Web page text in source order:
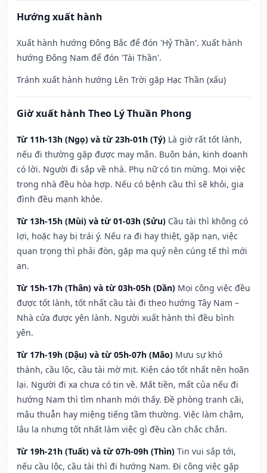
Hướng xuất hành
Xuất hành hướng Đông Bắc để đón 'Hỷ Thần'. Xuất hành
hướng Đông Nam để đón 'Tài Thần'.
Tránh xuất hành hướng Lên Trời gặp Hạc Thần (xấu)
Giờ xuất hành Theo Lý Thuần Phong
Từ 11h-13h (Ngọ) và từ 23h-01h (Tý) Là giờ rất tốt lành,
nếu đi thường gặp được may mắn. Buôn bán, kinh doanh
có lời. Người đi sắp về nhà. Phụ nữ có tin mừng. Mọi việc
trong nhà đều hòa hợp. Nếu có bệnh cầu thì sẽ khỏi, gia
đình đều mạnh khỏe.
Từ 13h-15h (Mùi) và từ 01-03h (Sửu) Cầu tài thì không có
lợi, hoặc hay bị trái ý. Nếu ra đi hay thiệt, gặp nạn, việc
quan trọng thì phải đòn, gặp ma quỷ nên cúng tế thì mới
an.
Từ 15h-17h (Thân) và từ 03h-05h (Dần) Mọi công việc đều
được tốt lành, tốt nhất cầu tài đi theo hướng Tây Nam –
Nhà cửa được yên lành. Người xuất hành thì đều bình
yên.
Từ 17h-19h (Dậu) và từ 05h-07h (Mão) Mưu sự khó
thành, cầu lộc, cầu tài mờ mịt. Kiện cáo tốt nhất nên hoãn
lại. Người đi xa chưa có tin về. Mất tiền, mất của nếu đi
hướng Nam thì tìm nhanh mới thấy. Đề phòng tranh cãi,
mâu thuẫn hay miệng tiếng tầm thường. Việc làm chậm,
lâu la nhưng tốt nhất làm việc gì đều cần chắc chắn.
Từ 19h-21h (Tuất) và từ 07h-09h (Thìn) Tin vui sắp tới,
nếu cầu lộc, cầu tài thì đi hướng Nam. Đi công việc gặp